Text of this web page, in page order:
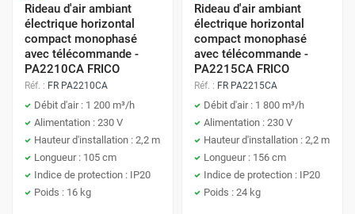
Rideau d'air ambiant
électrique horizontal
compact monophasé
avec télécommande -
PA2210CA FRICO
Réf. : FR PA2210CA
Débit d'air : 1 200 m³/h
Alimentation : 230 V
Hauteur d'installation : 2,2 m
Longueur : 105 cm
Indice de protection : IP20
Poids : 16 kg
Rideau d'air ambiant
électrique horizontal
compact monophasé
avec télécommande -
PA2215CA FRICO
Réf. : FR PA2215CA
Débit d'air : 1 800 m³/h
Alimentation : 230 V
Hauteur d'installation : 2,2 m
Longueur : 156 cm
Indice de protection : IP20
Poids : 24 kg